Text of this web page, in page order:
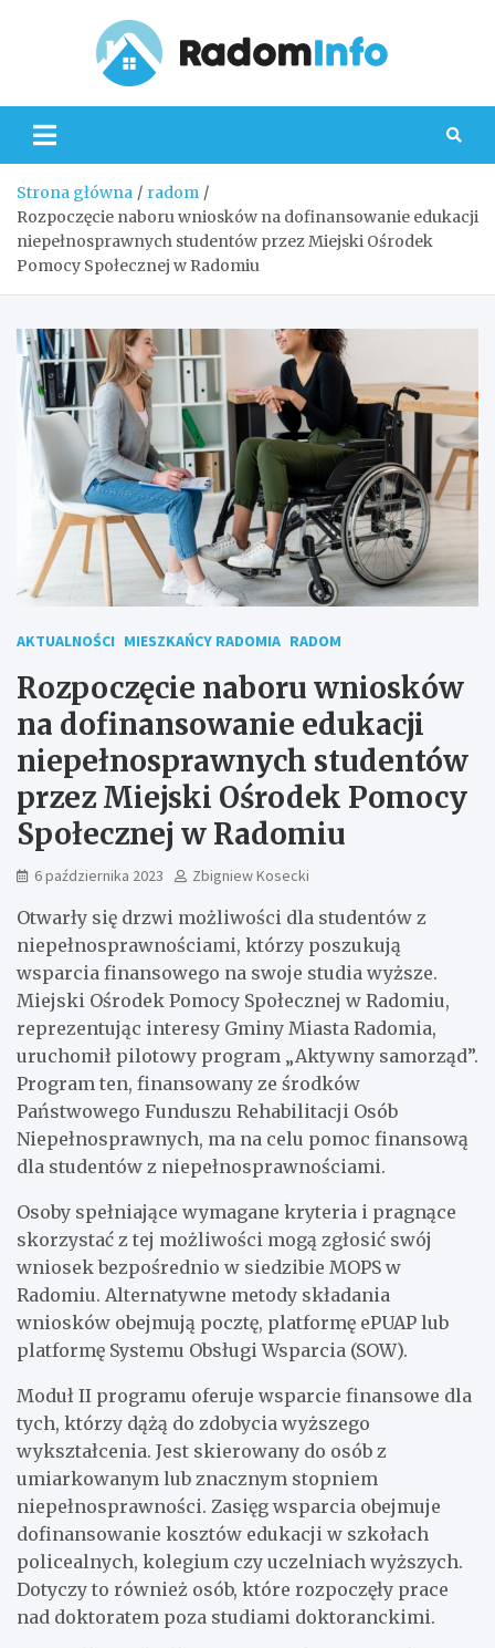
Strona główna
radom
Rozpoczęcie naboru wniosków na dofinansowanie edukacji
niepełnosprawnych studentów przez Miejski Ośrodek
Pomocy Społecznej w Radomiu
AKTUALNOŚCI MIESZKAŃCY RADOMIA RADOM
Rozpoczęcie naboru wniosków
na dofinansowanie edukacji
niepełnosprawnych studentów
przez Miejski Ośrodek Pomocy
Społecznej w Radomiu
6 października 2023 Zbigniew Kosecki
Otwarły się drzwi możliwości dla studentów z
niepełnosprawnościami, którzy poszukują
wsparcia finansowego na swoje studia wyższe.
Miejski Ośrodek Pomocy Społecznej w Radomiu,
reprezentując interesy Gminy Miasta Radomia,
uruchomił pilotowy program „Aktywny samorząd”.
Program ten, finansowany ze środków
Państwowego Funduszu Rehabilitacji Osób
Niepełnosprawnych, ma na celu pomoc finansową
dla studentów z niepełnosprawnościami.
Osoby spełniające wymagane kryteria i pragnące
skorzystać z tej możliwości mogą zgłosić swój
wniosek bezpośrednio w siedzibie MOPS w
Radomiu. Alternatywne metody składania
wniosków obejmują pocztę, platformę ePUAP lub
platformę Systemu Obsługi Wsparcia (SOW).
Moduł II programu oferuje wsparcie finansowe dla
tych, którzy dążą do zdobycia wyższego
wykształcenia. Jest skierowany do osób z
umiarkowanym lub znacznym stopniem
niepełnosprawności. Zasięg wsparcia obejmuje
dofinansowanie kosztów edukacji w szkołach
policealnych, kolegium czy uczelniach wyższych.
Dotyczy to również osób, które rozpoczęły prace
nad doktoratem poza studiami doktoranckimi.